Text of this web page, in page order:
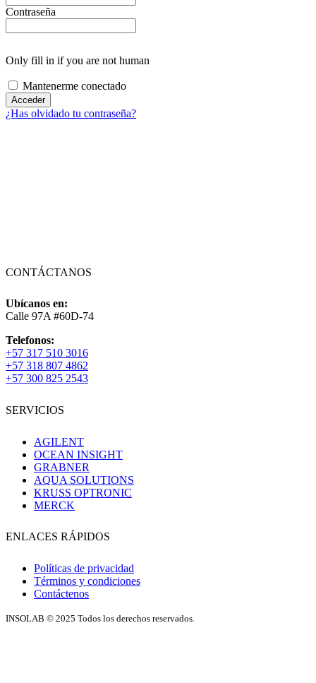
Contraseña
Only fill in if you are not human
Mantenerme conectado
¿Has olvidado tu contraseña?
CONTÁCTANOS
Ubícanos en:
Calle 97A #60D-74
Telefonos:
+57 317 510 3016
+57 318 807 4862
+57 300 825 2543
SERVICIOS
AGILENT
OCEAN INSIGHT
GRABNER
AQUA SOLUTIONS
KRUSS OPTRONIC
MERCK
ENLACES RÁPIDOS
Políticas de privacidad
Términos y condiciones
Contáctenos
INSOLAB © 2025 Todos los derechos reservados.